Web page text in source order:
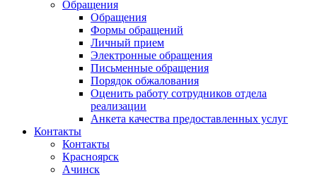
Обращения
Обращения
Формы обращений
Личный прием
Электронные обращения
Письменные обращения
Порядок обжалования
Оценить работу сотрудников отдела
реализации
Анкета качества предоставленных услуг
Контакты
Контакты
Красноярск
Ачинск